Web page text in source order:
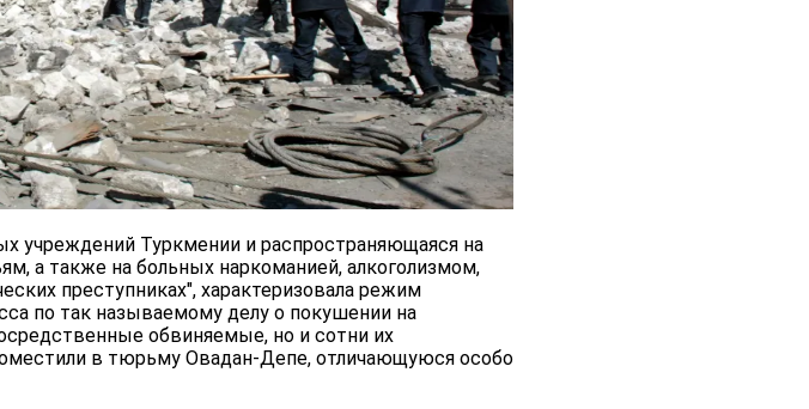
учреждений Туркмении и распространяющаяся на
а также на больных наркоманией, алкоголизмом,
преступниках", характеризовала режим
по так называемому делу о покушении на
обвиняемые, но и сотни их
в тюрьму Овадан-Депе, отличающуюся особо